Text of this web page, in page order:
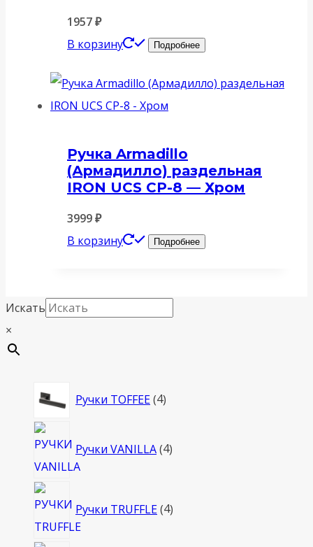
1957₽
В корзину
Подробнее
Ручка Armadillo
(Армадилло) раздельная
IRON UCS СР-8 — Хром
3999₽
В корзину
Подробнее
Искать
×
Ручки TOFFEE 44
Ручки VANILLA 4товара
Ручки TRUFFLE 4товара